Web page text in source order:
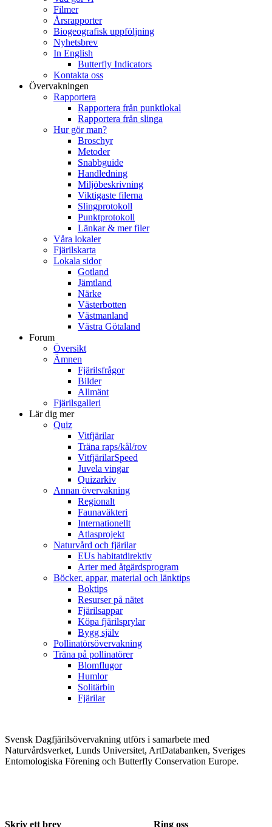
Filmer
Årsrapporter
Biogeografisk uppföljning
Nyhetsbrev
In English
Butterfly Indicators
Kontakta oss
Övervakningen
Rapportera
Rapportera från punktlokal
Rapportera från slinga
Hur gör man?
Broschyr
Metoder
Snabbguide
Handledning
Miljöbeskrivning
Viktigaste filerna
Slingprotokoll
Punktprotokoll
Länkar & mer filer
Våra lokaler
Fjärilskarta
Lokala sidor
Gotland
Jämtland
Närke
Västerbotten
Västmanland
Västra Götaland
Forum
Översikt
Ämnen
Fjärilsfrågor
Bilder
Allmänt
Fjärilsgalleri
Lär dig mer
Quiz
Vitfjärilar
Träna raps/kål/rov
VitfjärilarSpeed
Juvela vingar
Quizarkiv
Annan övervakning
Regionalt
Faunaväkteri
Internationellt
Atlasprojekt
Naturvård och fjärilar
EUs habitatdirektiv
Arter med åtgärdsprogram
Böcker, appar, material och länktips
Boktips
Resurser på nätet
Fjärilsappar
Köpa fjärilsprylar
Bygg själv
Pollinatörsövervakning
Träna på pollinatörer
Blomflugor
Humlor
Solitärbin
Fjärilar
Svensk Dagfjärilsövervakning utförs i samarbete med
Naturvårdsverket, Lunds Universitet, ArtDatabanken, Sveriges
Entomologiska Förening och Butterfly Conservation Europe.
Skriv ett brev Ring oss